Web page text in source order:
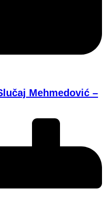
Mehmedović –